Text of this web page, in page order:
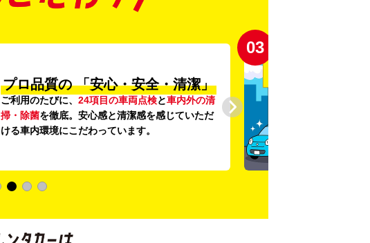
プロ品質の 「安心・安全・清潔」
ご利用のたびに、 24項目の車両点検と車内外の清
掃・除菌を徹底。安心感と清潔感を感じていただ
ける車内環境にこだわっています。
03